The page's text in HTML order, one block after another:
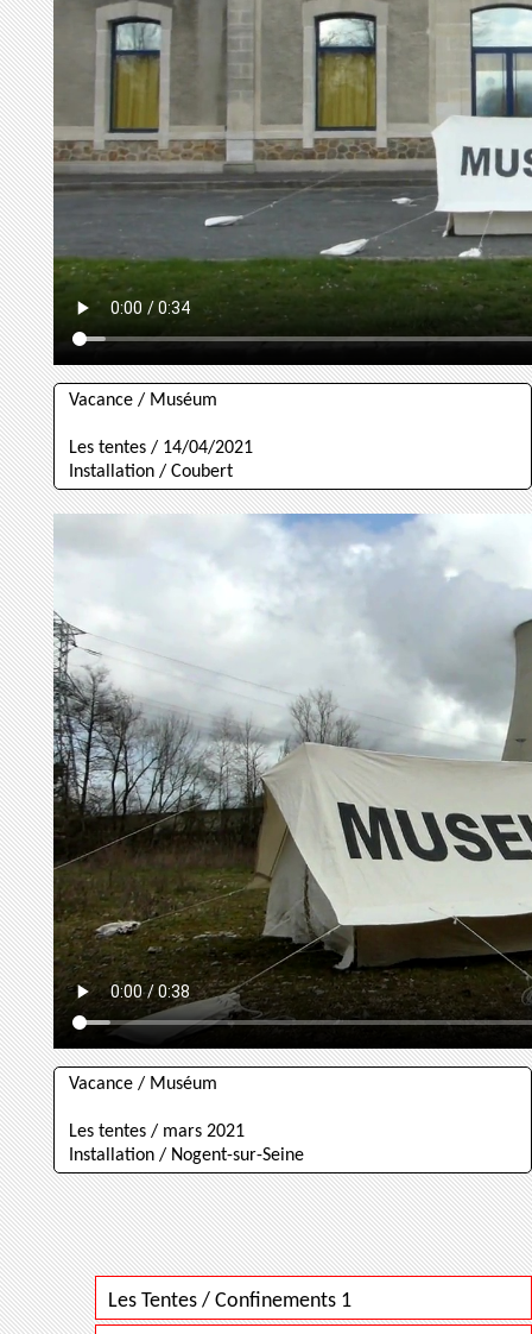
Vacance / Muséum
Les tentes / 14/04/2021
Installation / Coubert
Vacance / Muséum
Les tentes / mars 2021
Installation / Nogent-sur-Seine
Les Tentes / Confinements 1